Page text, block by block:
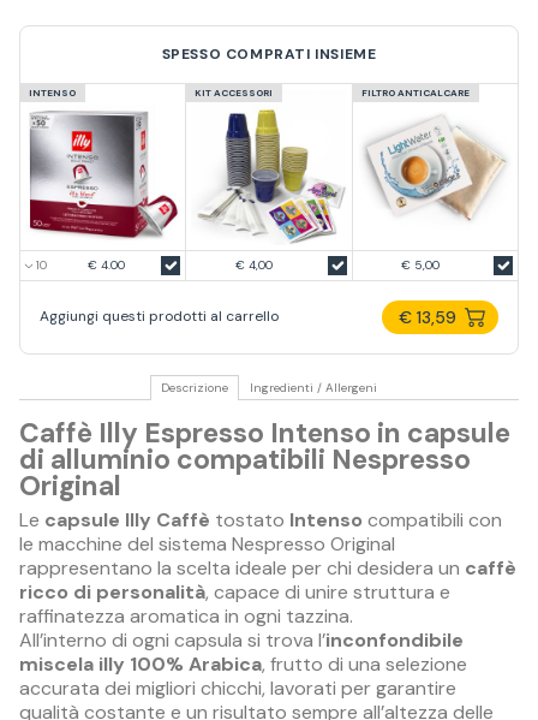
SPESSO COMPRATI INSIEME
INTENSO
€ 4.00
KIT ACCESSORI
€ 4,00
FILTRO ANTICALCARE
€ 5,00
Aggiungi questi prodotti al carrello € 13,59
Descrizione Ingredienti / Allergeni
Caffè Illy Espresso Intenso in capsule
di alluminio compatibili Nespresso
Original
Le capsule Illy Caffè tostato Intenso compatibili con
le macchine del sistema Nespresso Original
rappresentano la scelta ideale per chi desidera un caffè
ricco di personalità, capace di unire struttura e
raffinatezza aromatica in ogni tazzina.
All’interno di ogni capsula si trova l’inconfondibile
miscela illy 100% Arabica, frutto di una selezione
accurata dei migliori chicchi, lavorati per garantire
qualità costante e un risultato sempre all’altezza delle